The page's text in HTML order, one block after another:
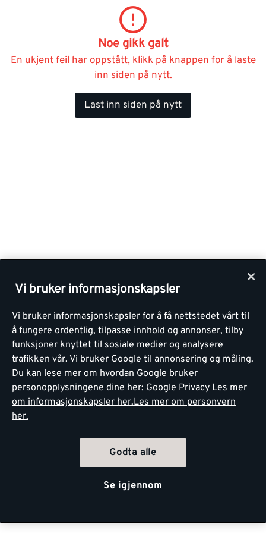
Noe gikk galt
En ukjent feil har oppstått, klikk på knappen for å laste
inn siden på nytt.
Last inn siden på nytt
Vi bruker informasjonskapsler
Vi bruker informasjonskapsler for å få nettstedet vårt til
å fungere ordentlig, tilpasse innhold og annonser, tilby
funksjoner knyttet til sosiale medier og analysere
trafikken vår. Vi bruker Google til annonsering og måling.
Du kan lese mer om hvordan Google bruker
personopplysningene dine her: Google Privacy Les mer
om informasjonskapsler her.Les mer om personvern
her.
Godta alle
Se igjennom